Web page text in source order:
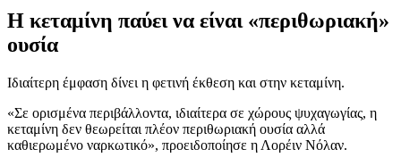
Η κεταμίνη παύει να είναι «περιθωριακή»
ουσία
Ιδιαίτερη έμφαση δίνει η φετινή έκθεση και στην κεταμίνη.
«Σε ορισμένα περιβάλλοντα, ιδιαίτερα σε χώρους ψυχαγωγίας, η
κεταμίνη δεν θεωρείται πλέον περιθωριακή ουσία αλλά
καθιερωμένο ναρκωτικό», προειδοποίησε η Λορέιν Νόλαν.